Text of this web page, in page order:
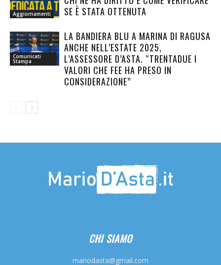
Aggiornamenti
SE È STATA OTTENUTA
Comunicati
Stampa
LA BANDIERA BLU A MARINA DI RAGUSA
ANCHE NELL’ESTATE 2025,
L’ASSESSORE D’ASTA. “TRENTADUE I
VALORI CHE FEE HA PRESO IN
CONSIDERAZIONE”
CHI SIAMO
mariodasta@gmail.com